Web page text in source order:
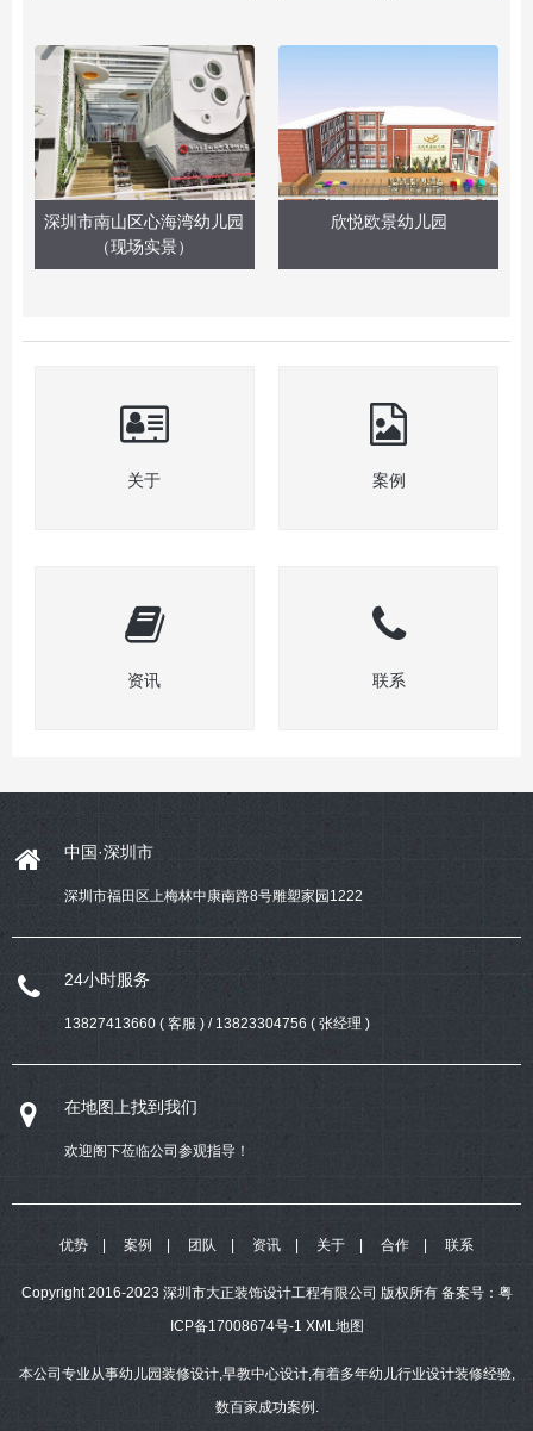
深圳市南山区心海湾幼儿园
（现场实景）
欣悦欧景幼儿园
关于 案例
资讯 联系
中国·深圳市
深圳市福田区上梅林中康南路8号雕塑家园1222
24小时服务
13827413660 ( 客服 ) / 13823304756 ( 张经理 )
在地图上找到我们
欢迎阁下莅临公司参观指导！
优势 案例 团队 资讯 关于 合作 联系
Copyright 2016-2023 深圳市大正装饰设计工程有限公司 版权所有 备案号： 粤
ICP备17008674号-1 XML地图
本公司专业从事幼儿园装修设计,早教中心设计,有着多年幼儿行业设计装修经验,
数百家成功案例.